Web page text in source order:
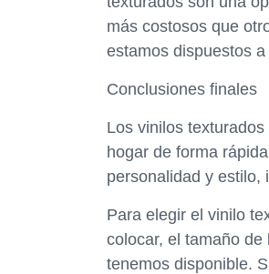
más costosos que
estamos dispuestos
Conclusiones finales
Los vinilos
hogar de forma
personalidad y estilo,
Para elegir el vinilo
colocar, el tamaño
tenemos disponible.